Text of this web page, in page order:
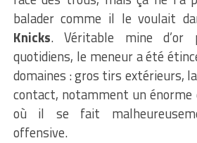
balader comme il le voulait
Knicks. Véritable mine
quotidiens, le meneur a été
domaines : gros tirs extérieurs,
contact, notamment un énorme
où il se fait
offensive.